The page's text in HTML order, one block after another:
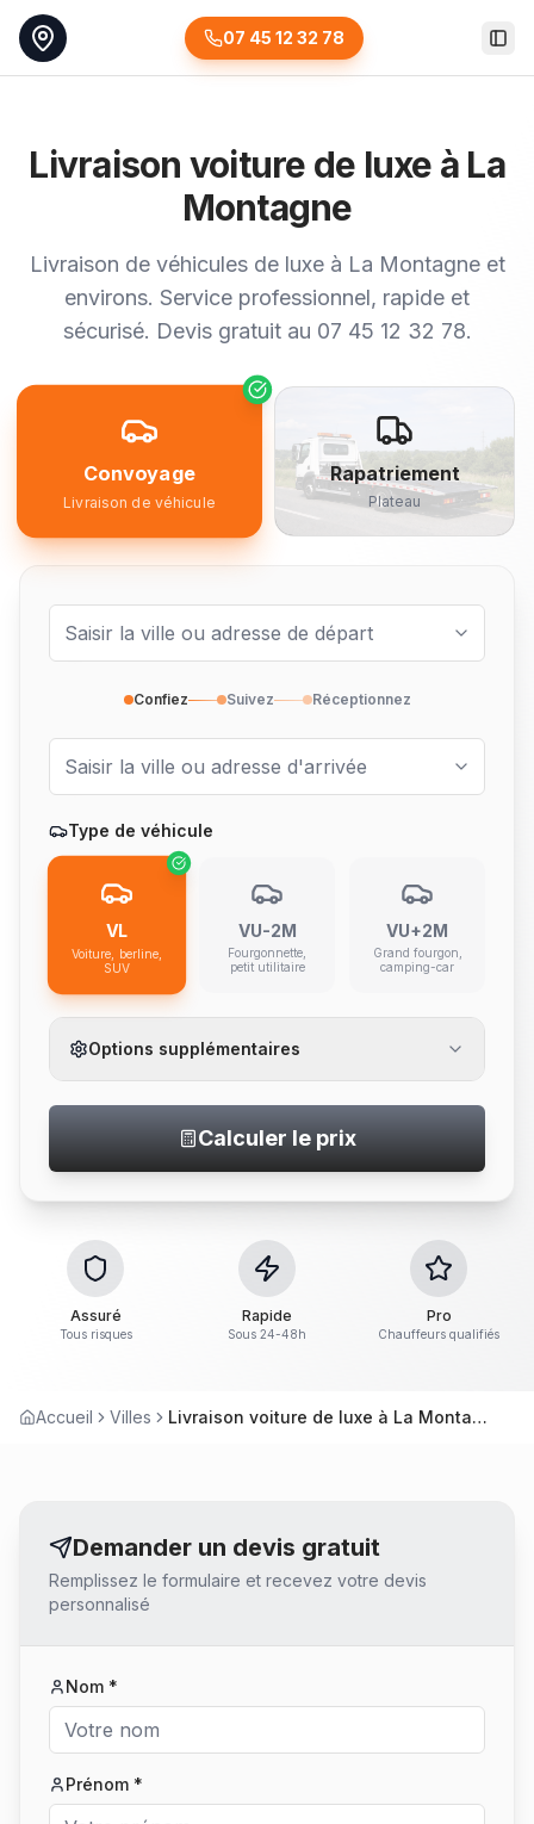
07 45 12 32 78
Livraison voiture de luxe à La
Montagne
Livraison de véhicules de luxe à La Montagne et
environs. Service professionnel, rapide et
sécurisé. Devis gratuit au 07 45 12 32 78.
Convoyage
Livraison de véhicule
Rapatriement
Plateau
Confiez Suivez Réceptionnez
Type de véhicule
VL
Voiture, berline,
SUV
VU-2M
Fourgonnette,
petit utilitaire
VU+2M
Grand fourgon,
camping-car
Options supplémentaires
Calculer le prix
Assuré
Tous risques
Rapide
Sous 24-48h
Pro
Chauffeurs qualifiés
Accueil Villes Livraison voiture de luxe à La Montagne
Demander un devis gratuit
Remplissez le formulaire et recevez votre devis
personnalisé
Nom *
Prénom *